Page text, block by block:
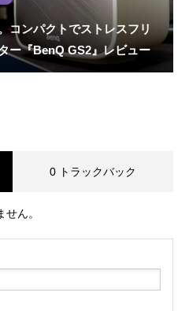
コンパクトでストレスフリ
ー『BenQ GS2』レビュー
0 トラックバック
ん。